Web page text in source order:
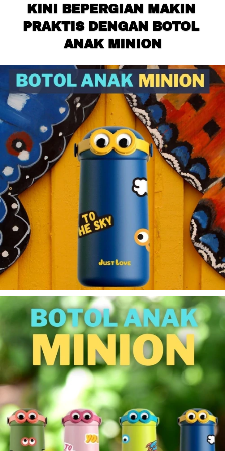
KINI BEPERGIAN MAKIN
PRAKTIS DENGAN BOTOL
ANAK MINION